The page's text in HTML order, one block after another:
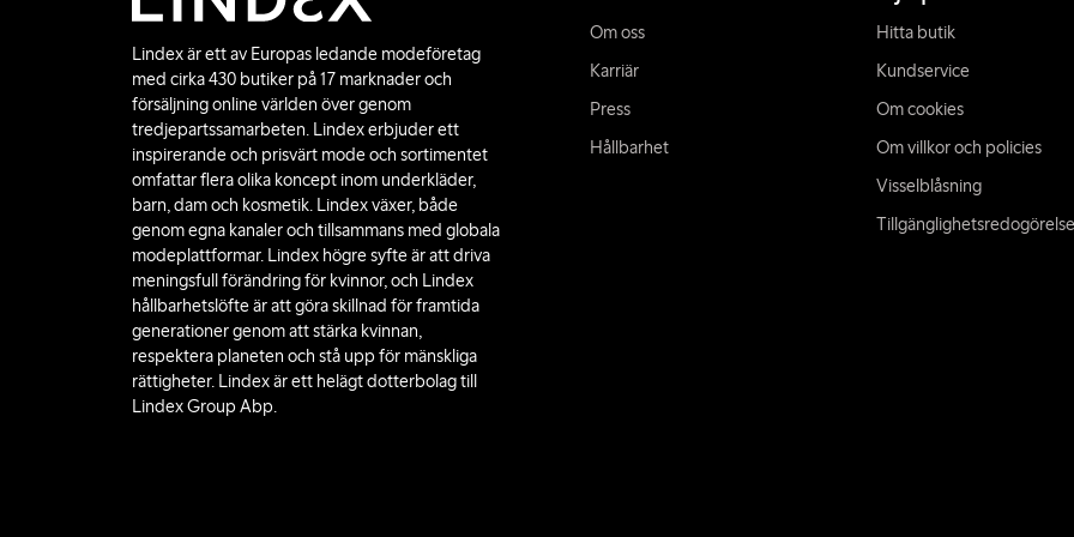
Lindex är ett av Europas ledande modeföretag
med cirka 430 butiker på 17 marknader och
försäljning online världen över genom
tredjepartssamarbeten. Lindex erbjuder ett
inspirerande och prisvärt mode och sortimentet
omfattar flera olika koncept inom underkläder,
barn, dam och kosmetik. Lindex växer, både
genom egna kanaler och tillsammans med globala
modeplattformar. Lindex högre syfte är att driva
meningsfull förändring för kvinnor, och Lindex
hållbarhetslöfte är att göra skillnad för framtida
generationer genom att stärka kvinnan,
respektera planeten och stå upp för mänskliga
rättigheter. Lindex är ett helägt dotterbolag till
Lindex Group Abp.
Om oss
Karriär
Press
Hållbarhet
Hitta butik
Kundservice
Om cookies
Om villkor och policies
Visselblåsning
Tillgänglighetsredogörelse